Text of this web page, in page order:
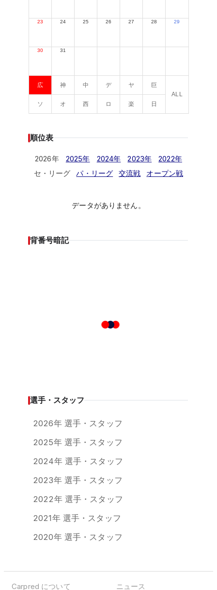
23 24 25 26 27 28 29
30 31
広 神 中 デ ヤ
巨
ALL
ソ
オ 西 ロ 楽 日
順位表
2026年 2025年 2024年 2023年
2022年
セ・リーグ
パ・リーグ 交流戦 オープン戦
データがありません。
背番号暗記
選手・スタッフ
2026年 選手・スタッフ
2025年 選手・スタッフ
2024年 選手・スタッフ
2023年 選手・スタッフ
2022年 選手・スタッフ
2021年 選手・スタッフ
2020年 選手・スタッフ
Carpred について ニュース